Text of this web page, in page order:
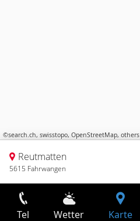
©search.ch, swisstopo, OpenStreetMap, others
Reutmatten
5615 Fahrwangen
Tel Wetter Karte